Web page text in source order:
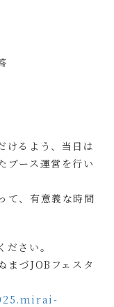
けるよう、当日は
ブース運営を行い
て、有意義な時間
さい。
まづJOBフェスタ